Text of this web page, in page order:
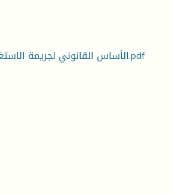
الأساس القانوني لجريمة الاستغلال الاقتصادي للطفل.pdf